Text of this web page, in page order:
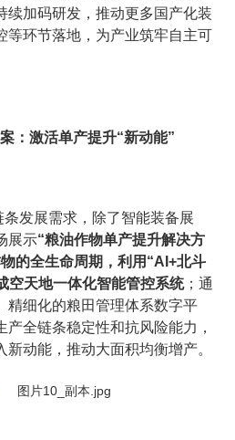
续加码研发，推动更多国产化装
等环节落地，为产业筑牢自主可
：激活单产提升“新动能”
发展需求，除了智能装备展
展示“粮油作物单产提升解决方
的全生命周期，利用“AI+北斗
空天地一体化智能管控系统；通
精细化的粮田管理体系数字平
全链条稳定性和抗风险能力，
动能，推动大面积均衡增产。